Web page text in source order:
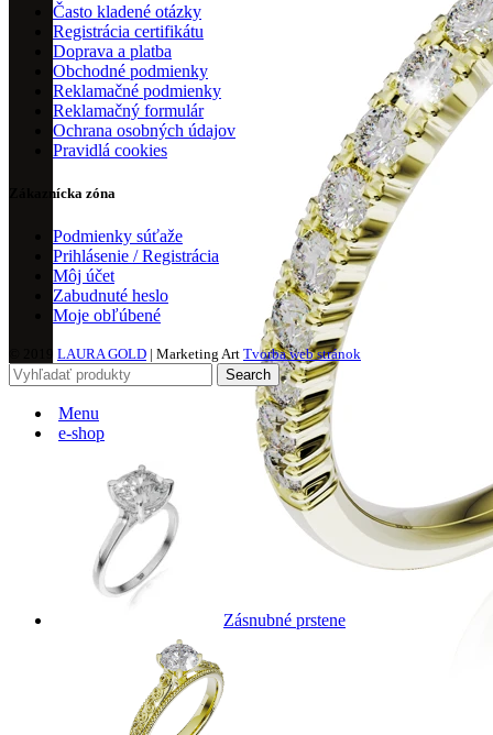
Často kladené otázky
Registrácia certifikátu
Doprava a platba
Obchodné podmienky
Reklamačné podmienky
Reklamačný formulár
Ochrana osobných údajov
Pravidlá cookies
Zákaznícka zóna
Podmienky súťaže
Prihlásenie / Registrácia
Môj účet
Zabudnuté heslo
Moje obľúbené
LAURA GOLD | Marketing Art Tvorba web stránok
Search
Menu
e-shop
Zásnubné prstene